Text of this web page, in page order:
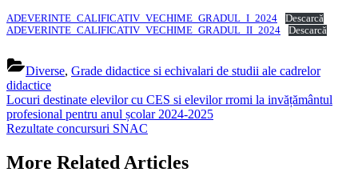
ADEVERINTE_CALIFICATIV_VECHIME_GRADUL_I_2024
Descarcă
ADEVERINTE_CALIFICATIV_VECHIME_GRADUL_II_2024
Descarcă
Diverse, Grade didactice si echivalari de studii ale cadrelor
didactice
Navigare
în
Previous
Post:
Locuri destinate elevilor cu CES si elevilor rromi la invățământul
profesional pentru anul școlar 2024-2025
Next
Rezultate concursuri SNAC
More Related Articles